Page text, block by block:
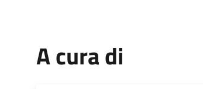
A cura di